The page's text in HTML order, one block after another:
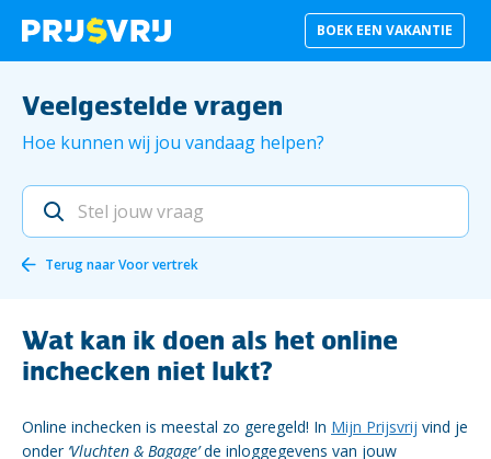
BOEK EEN VAKANTIE
Veelgestelde vragen
Hoe kunnen wij jou vandaag helpen?
Terug naarVoor vertrek
Wat kan ik doen als het online
inchecken niet lukt?
Online inchecken is meestal zo geregeld! In Mijn Prijsvrij vind je
onder ‘Vluchten & Bagage’de inloggegevens van jouw